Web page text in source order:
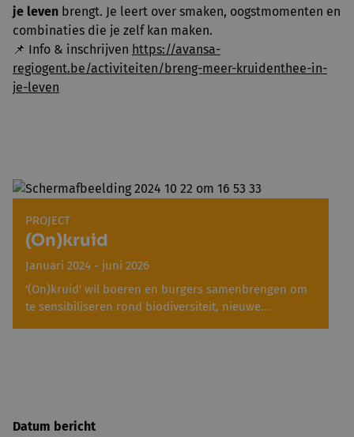
je leven brengt. Je leert over smaken, oogstmomenten en
combinaties die je zelf kan maken.
📌 Info & inschrijven https://avansa-
regiogent.be/activiteiten/breng-meer-kruidenthee-in-
je-leven
PROJECT
(On)kruid
Januari 2024 - juni 2026
'(On)kruid' wil boeren en burgers samenbrengen om
te sensibiliseren rond biodiversiteit, nieuwe...
Datum bericht